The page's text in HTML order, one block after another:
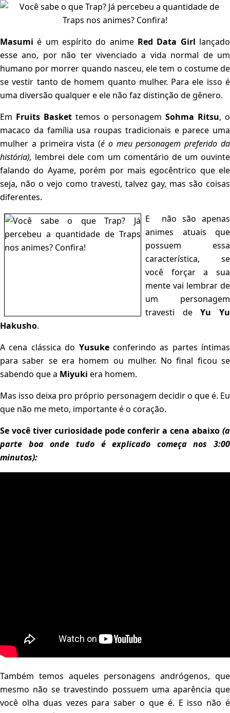
Masumi é um espírito do anime Red Data Girl lançado
esse ano, por não ter vivenciado a vida normal de um
humano por morrer quando nasceu, ele tem o costume de
se vestir tanto de homem quanto mulher. Para ele isso é
uma diversão qualquer e ele não faz distinção de gênero.
Em Fruits Baskettemos o personagemSohma Ritsu, o
macaco da família usa roupas tradicionais e parece uma
mulher a primeira vista (é o meu personagem preferido da
história), lembrei dele com um comentário de um ouvinte
falando do Ayame, porém por mais egocêntrico que ele
seja, não o vejo como travesti, talvez gay, mas são coisas
diferentes.
E não são apenas
animes atuais que
possuem essa
característica, se
você forçar a sua
mente vai lembrar de
um personagem
travesti deYu Yu
Hakusho.
A cena clássica do Yusukeconferindo as partes íntimas
para saber se era homem ou mulher. No final ficou se
sabendo que a Miyuki era homem.
Mas isso deixa pro próprio personagem decidir o que é. Eu
que não me meto, importante é o coração.
Se você tiver curiosidade pode conferir a cena abaixo (a
parte boa onde tudo é explicado começa nos 3:00
minutos):
Também temos aqueles personagens andrógenos, que
mesmo não se travestindo possuem uma aparência que
você olha duas vezes para saber o que é. E isso não é